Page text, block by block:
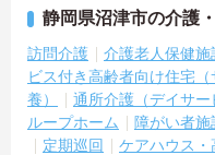
静岡県沼津市の介護
訪問介護 介護老人保健施
ビス付き高齢者向け住宅（
養）
通所介護（デイサー
ループホーム
障がい者施
定期巡回
ケアハウス